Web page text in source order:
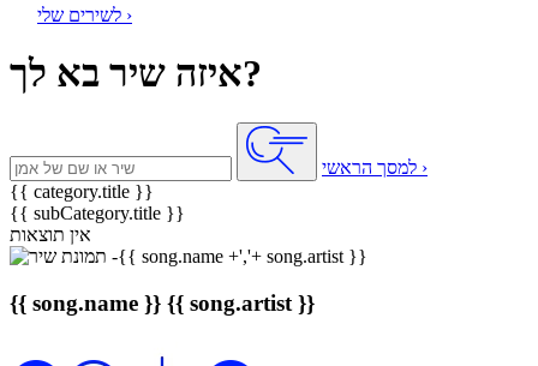
לשירים שלי ›
איזה שיר בא לך?
למסך הראשי ›
{{ category.title }}
{{ subCategory.title }}
אין תוצאות
{{ song.name }} {{ song.artist }}